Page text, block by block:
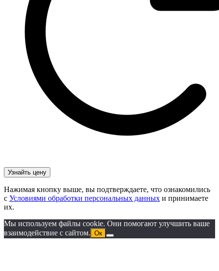
Нажимая кнопку выше, вы подтверждаете, что ознакомились
с Условиями обработки персональных данных и принимаете
их.
Мы используем файлы cookie. Они помогают улучшить ваше
взаимодействие с сайтом. Ок